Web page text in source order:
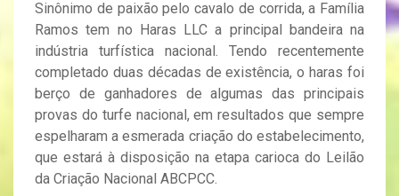
Sinônimo de paixão pelo cavalo de corrida, a Família
Ramos tem no Haras LLC a principal bandeira na
indústria turfística nacional. Tendo recentemente
completado duas décadas de existência, o haras foi
berço de ganhadores de algumas das principais
provas do turfe nacional, em resultados que sempre
espelharam a esmerada criação do estabelecimento,
que estará à disposição na etapa carioca do Leilão
da Criação Nacional ABCPCC.